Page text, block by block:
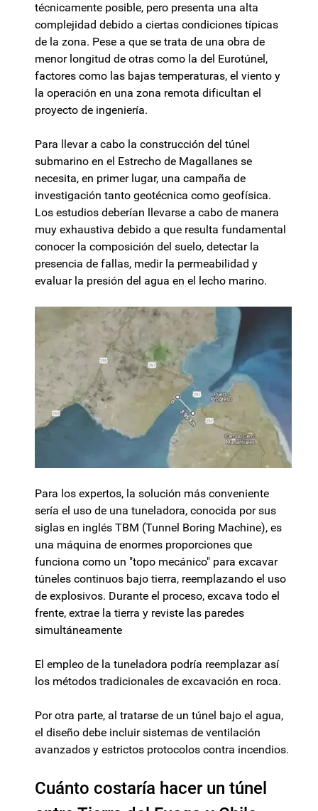
técnicamente posible, pero presenta una alta
complejidad debido a ciertas condiciones típicas
de la zona. Pese a que se trata de una obra de
menor longitud de otras como la del Eurotúnel,
factores como las bajas temperaturas, el viento y
la operación en una zona remota dificultan el
proyecto de ingeniería.
Para llevar a cabo la construcción del túnel
submarino en el Estrecho de Magallanes se
necesita, en primer lugar, una campaña de
investigación tanto geotécnica como geofísica.
Los estudios deberían llevarse a cabo de manera
muy exhaustiva debido a que resulta fundamental
conocer la composición del suelo, detectar la
presencia de fallas, medir la permeabilidad y
evaluar la presión del agua en el lecho marino.
Para los expertos, la solución más conveniente
sería el uso de una tuneladora, conocida por sus
siglas en inglés TBM (Tunnel Boring Machine), es
una máquina de enormes proporciones que
funciona como un "topo mecánico" para excavar
túneles continuos bajo tierra, reemplazando el uso
de explosivos. Durante el proceso, excava todo el
frente, extrae la tierra y reviste las paredes
simultáneamente
El empleo de la tuneladora podría reemplazar así
los métodos tradicionales de excavación en roca.
Por otra parte, al tratarse de un túnel bajo el agua,
el diseño debe incluir sistemas de ventilación
avanzados y estrictos protocolos contra incendios.
Cuánto costaría hacer un túnel